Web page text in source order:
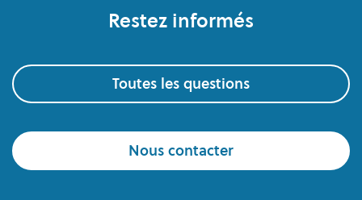
Restez informés
Toutes les questions
Nous contacter